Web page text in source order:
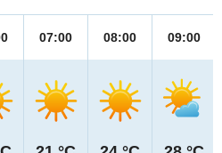
07:00 08:00 09:00